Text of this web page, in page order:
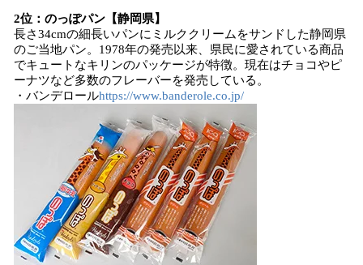
2位：のっぽパン【静岡県】
長さ34cmの細長いパンにミルククリームをサンドした静岡県
のご当地パン。1978年の発売以来、県民に愛されている商品
でキュートなキリンのパッケージが特徴。現在はチョコやピ
ーナツなど多数のフレーバーを発売している。
・バンデロールhttps://www.banderole.co.jp/